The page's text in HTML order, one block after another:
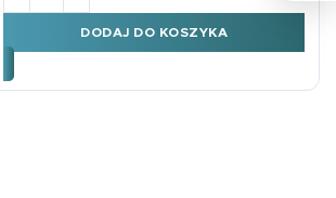
DODAJ DO KOSZYKA